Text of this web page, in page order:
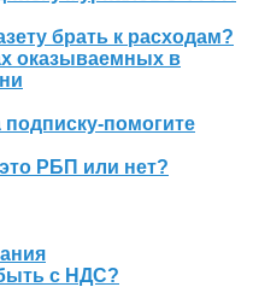
брать к расходам?
оказываемных в
помогите
РБП или нет?
с НДС?